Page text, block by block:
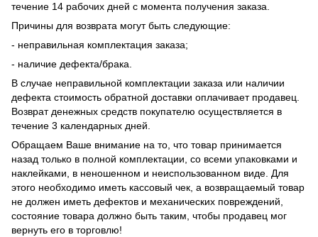
течение 14 рабочих дней с момента получения заказа.
Причины для возврата могут быть следующие:
- неправильная комплектация заказа;
- наличие дефекта/брака.
В случае неправильной комплектации заказа или наличии
дефекта стоимость обратной доставки оплачивает продавец.
Возврат денежных средств покупателю осуществляется в
течение 3 календарных дней.
Обращаем Ваше внимание на то, что товар принимается
назад только в полной комплектации, со всеми упаковками и
наклейками, в неношенном и неиспользованном виде. Для
этого необходимо иметь кассовый чек, а возвращаемый товар
не должен иметь дефектов и механических повреждений,
состояние товара должно быть таким, чтобы продавец мог
вернуть его в торговлю!